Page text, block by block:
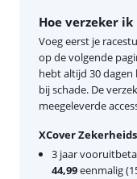
Hoe verzeker
Voeg eerst je
op de volgende
hebt altijd 30
bij schade. De
meegeleverde
XCover
3 jaar
44,99eenmalig